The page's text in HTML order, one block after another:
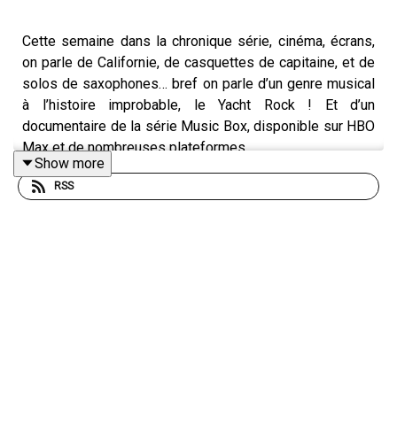
Cette semaine dans la chronique série, cinéma, écrans,
on parle de Californie, de casquettes de capitaine, et de
solos de saxophones… bref on parle d’un genre musical
à l’histoire improbable, le Yacht Rock ! Et d’un
documentaire de la série Music Box, disponible sur HBO
Max et de nombreuses plateformes.
Show more
RSS